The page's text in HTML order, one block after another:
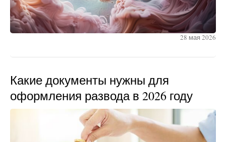
28 мая 2026
Какие документы нужны для
оформления развода в 2026 году